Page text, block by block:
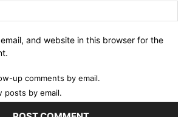
and website in this browser for the
up comments by email.
posts by email.